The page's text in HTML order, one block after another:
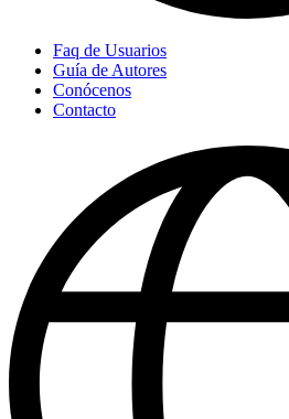
Faq de Usuarios
Guía de Autores
Conócenos
Contacto